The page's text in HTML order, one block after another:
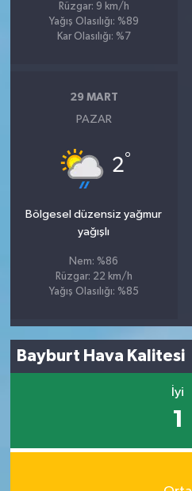
Rüzgar: 9 km/h
Yağış Olasılığı: %89
Kar Olasılığı: %7
29 MART
PAZAR
2°
Bölgesel düzensiz yağmur
yağışlı
Nem: %86
Rüzgar: 22 km/h
Yağış Olasılığı: %85
Bayburt Hava Kalitesi
İyi
1